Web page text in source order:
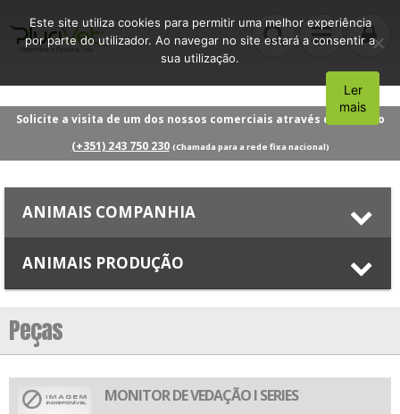
Solicite a visita de um dos nossos comerciais através do número
(+351) 243 750 230 (Chamada para a rede fixa nacional)
ANIMAIS COMPANHIA
ANIMAIS PRODUÇÃO
Peças
MONITOR DE VEDAÇÃO I SERIES
Este site utiliza cookies para permitir uma melhor experiência
por parte do utilizador. Ao navegar no site estará a consentir a
sua utilização.
Aceito
Ler
mais